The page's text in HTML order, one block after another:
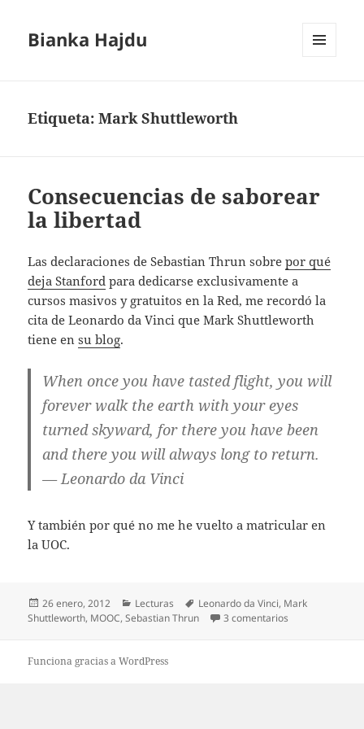
Bianka Hajdu
Etiqueta:Mark Shuttleworth
Consecuencias de saborear
la libertad
Las declaraciones de Sebastian Thrun sobrepor qué
deja Stanford para dedicarse exclusivamente a
cursos masivos y gratuitos en la Red, me recordó la
cita de Leonardo da Vinci que Mark Shuttleworth
tiene ensu blog.
When once you have tasted flight, you will
forever walk the earth with your eyes
turned skyward, for there you have been
and there you will always long to return.
— Leonardo da Vinci
Y también por qué no me he vuelto a matricular en
la UOC.
Publicado
el
26 enero, 2012 Categorías
Lecturas Etiquetas
Leonardo da Vinci, Mark
Shuttleworth, MOOC,Sebastian Thrun 3 comentarios
Funciona gracias a WordPress